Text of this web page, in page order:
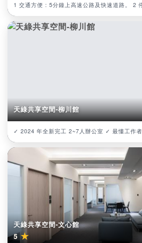
1 交通方便 : 5分鐘上高速公路及快速道路。 2
天綠共享空間-柳川館
✓ 2024 年全新完工 2~7人辦公室 ✓ 最懂工作
天綠共享空間-文心館
5★